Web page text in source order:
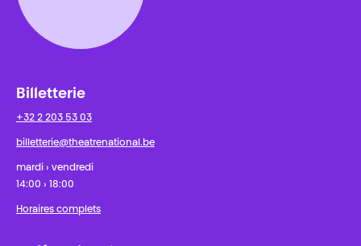
Billetterie
+32 2 203 53 03
billetterie@theatrenational.be
mardi › vendredi
14:00 › 18:00
Horaires complets